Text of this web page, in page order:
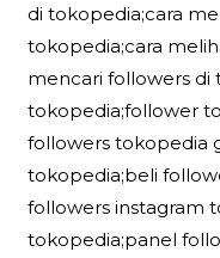
di tokopedia;cara
tokopedia;cara
mencari followers
tokopedia;follower
followers tokopedia
tokopedia;beli
followers instagram
tokopedia;panel